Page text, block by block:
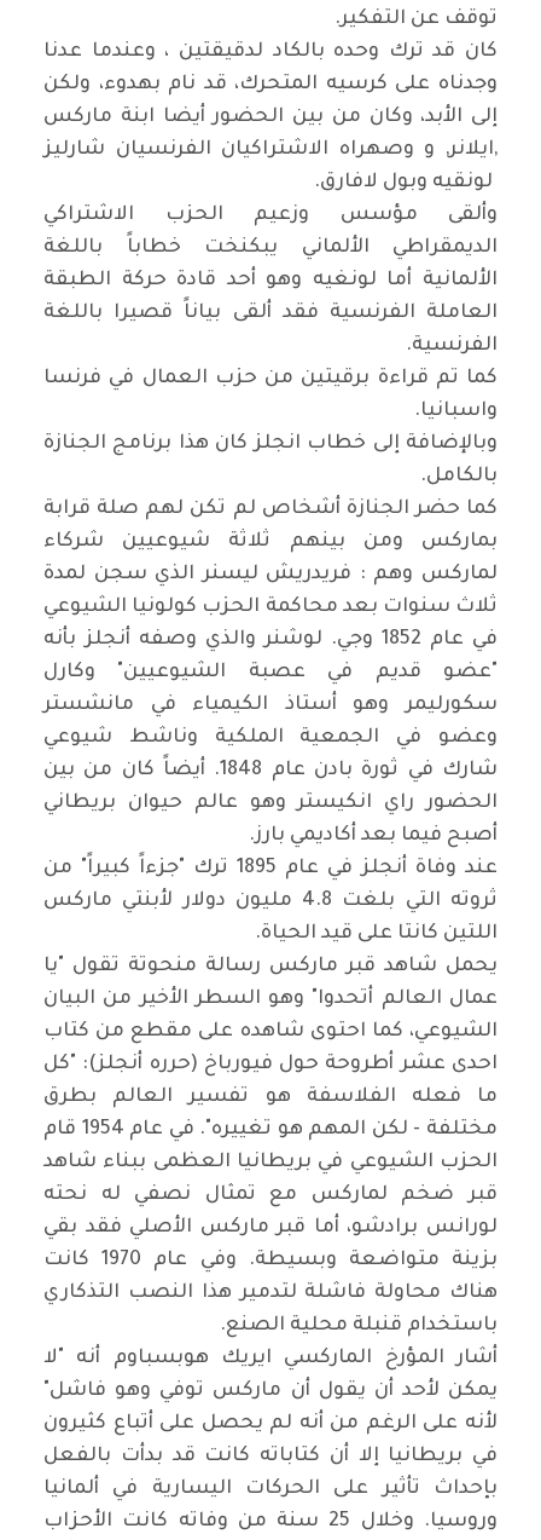
توقف عن التفكير.
كان قد ترك وحده بالكاد لدقيقتين ، وعندما عدنا
وجدناه على كرسيه المتحرك، قد نام بهدوء، ولكن
إلى الأبد، وكان من بين الحضور أيضا ابنة ماركس
,ايلانر, و وصهراه الاشتراكيان الفرنسيان شارليز
لونقيه وبول لافارق.
وألقى مؤسس وزعيم الحزب الاشتراكي
الديمقراطي الألماني يبكنخت خطاباً باللغة
الألمانية أما لونغيه وهو أحد قادة حركة الطبقة
العاملة الفرنسية فقد ألقى بياناً قصيرا باللغة
الفرنسية.
كما تم قراءة برقيتين من حزب العمال في فرنسا
واسبانيا.
وبالإضافة إلى خطاب انجلز كان هذا برنامج الجنازة
بالكامل.
كما حضر الجنازة أشخاص لم تكن لهم صلة قرابة
بماركس ومن بينهم ثلاثة شيوعيين شركاء
لماركس وهم : فريدريش ليسنر الذي سجن لمدة
ثلاث سنوات بعد محاكمة الحزب كولونيا الشيوعي
في عام 1852 وجي. لوشنر والذي وصفه أنجلز بأنه
"عضو قديم في عصبة الشيوعيين" وكارل
سكورليمر وهو أستاذ الكيمياء في مانشستر
وعضو في الجمعية الملكية وناشط شيوعي
شارك في ثورة بادن عام 1848. أيضاً كان من بين
الحضور راي انكيستر وهو عالم حيوان بريطاني
أصبح فيما بعد أكاديمي بارز.
عند وفاة أنجلز في عام 1895 ترك "جزءاً كبيراً" من
ثروته التي بلغت 4.8 مليون دولار لأبنتي ماركس
اللتين كانتا على قيد الحياة.
يحمل شاهد قبر ماركس رسالة منحوتة تقول "يا
عمال العالم أتحدوا" وهو السطر الأخير من البيان
الشيوعي، كما احتوى شاهده على مقطع من كتاب
احدى عشر أطروحة حول فيورباخ (حرره أنجلز): "كل
ما فعله الفلاسفة هو تفسير العالم بطرق
مختلفة - لكن المهم هو تغييره". في عام 1954 قام
الحزب الشيوعي في بريطانيا العظمى ببناء شاهد
قبر ضخم لماركس مع تمثال نصفي له نحته
لورانس برادشو، أما قبر ماركس الأصلي فقد بقي
بزينة متواضعة وبسيطة. وفي عام 1970 كانت
هناك محاولة فاشلة لتدمير هذا النصب التذكاري
باستخدام قنبلة محلية الصنع.
أشار المؤرخ الماركسي ايريك هوبسباوم أنه "لا
يمكن لأحد أن يقول أن ماركس توفي وهو فاشل"
لأنه على الرغم من أنه لم يحصل على أتباع كثيرون
في بريطانيا إلا أن كتاباته كانت قد بدأت بالفعل
بإحداث تأثير على الحركات اليسارية في ألمانيا
وروسيا. وخلال 25 سنة من وفاته كانت الأحزاب